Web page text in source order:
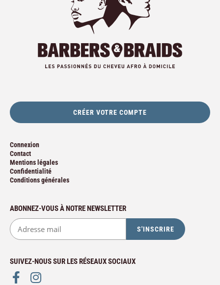
CRÉER VOTRE COMPTE
Connexion
Contact
Mentions légales
Confidentialité
Conditions générales
ABONNEZ-VOUS À NOTRE NEWSLETTER
SUIVEZ-NOUS SUR LES RÉSEAUX SOCIAUX